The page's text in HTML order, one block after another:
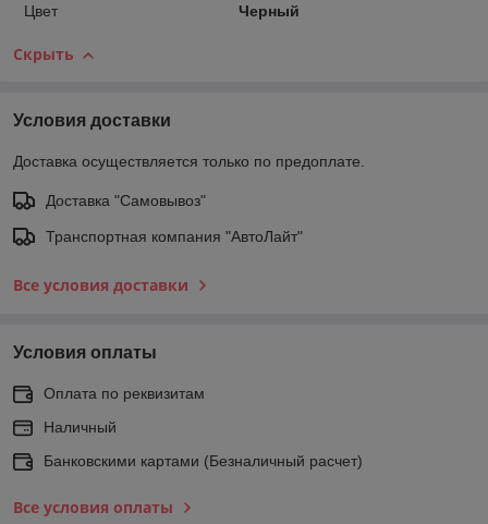
Цвет
Черный
Скрыть
Условия доставки
Доставка осуществляется только по предоплате.
Доставка "Самовывоз"
Транспортная компания "АвтоЛайт"
Все условия доставки
Условия оплаты
Оплата по реквизитам
Наличный
Банковскими картами (Безналичный расчет)
Все условия оплаты